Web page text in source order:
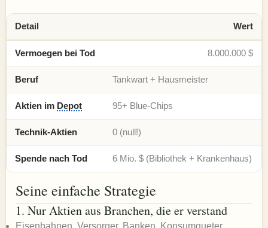
Detail Wert
Vermoegen bei Tod 8.000.000 $
Beruf Tankwart + Hausmeister
Aktien im Depot 95+ Blue-Chips
Technik-Aktien 0 (null!)
Spende nach Tod 6 Mio. $ (Bibliothek + Krankenhaus)
Seine einfache Strategie
1. Nur Aktien aus Branchen, die er verstand
Eisenbahnen, Versorger, Banken, Konsumgueter,